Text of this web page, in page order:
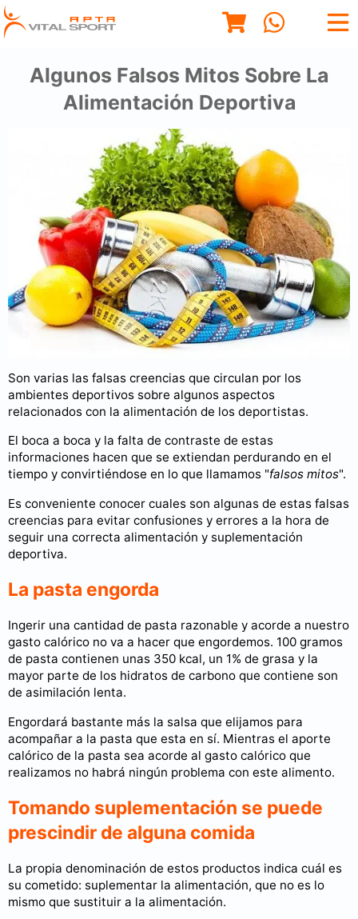
Algunos Falsos Mitos Sobre La
Alimentación Deportiva
Son varias las falsas creencias que circulan por los
ambientes deportivos sobre algunos aspectos
relacionados con la alimentación de los deportistas.
El boca a boca y la falta de contraste de estas
informaciones hacen que se extiendan perdurando en el
tiempo y convirtiéndose en lo que llamamos "falsos mitos".
Es conveniente conocer cuales son algunas de estas falsas
creencias para evitar confusiones y errores a la hora de
seguir una correcta alimentación y suplementación
deportiva.
La pasta engorda
Ingerir una cantidad de pasta razonable y acorde a nuestro
gasto calórico no va a hacer que engordemos. 100 gramos
de pasta contienen unas 350 kcal, un 1% de grasa y la
mayor parte de los hidratos de carbono que contiene son
de asimilación lenta.
Engordará bastante más la salsa que elijamos para
acompañar a la pasta que esta en sí. Mientras el aporte
calórico de la pasta sea acorde al gasto calórico que
realizamos no habrá ningún problema con este alimento.
Tomando suplementación se puede
prescindir de alguna comida
La propia denominación de estos productos indica cuál es
su cometido: suplementar la alimentación, que no es lo
mismo que sustituir a la alimentación.